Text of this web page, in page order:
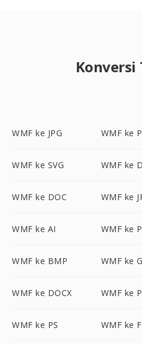
WMF ke JPG WMF ke
WMF ke SVG WMF ke
WMF ke DOC WMF ke
WMF ke AI WMF ke
WMF ke BMP WMF ke
WMF ke DOCX WMF ke
WMF ke PS WMF ke